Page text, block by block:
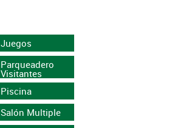
Juegos
Parqueadero
Visitantes
Piscina
Salón Multiple